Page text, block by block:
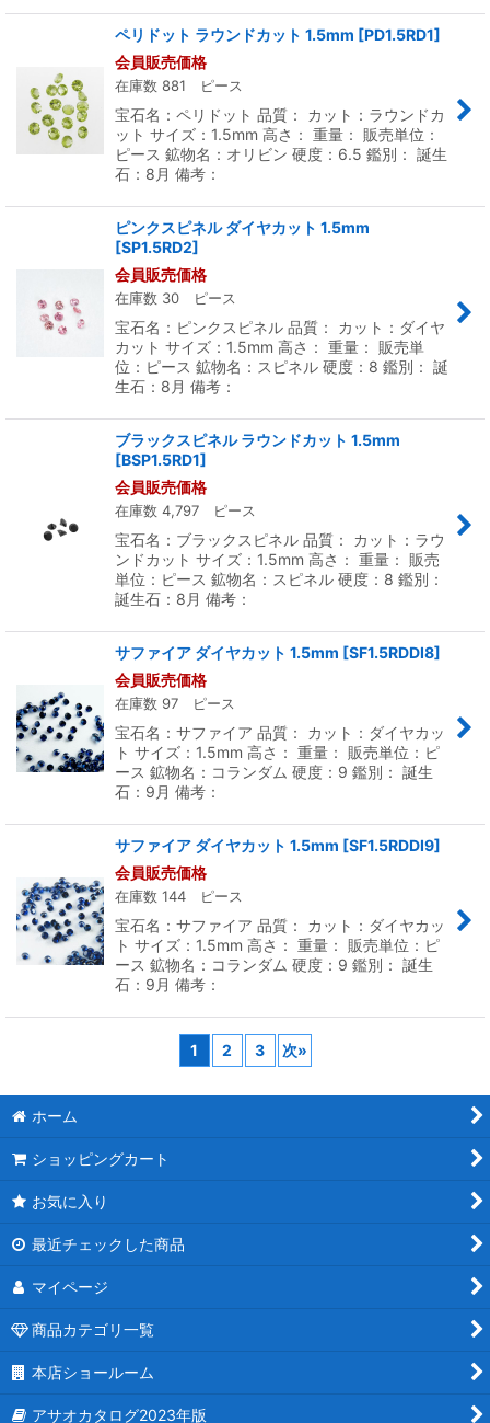
ペリドット ラウンドカット 1.5mm [PD1.5RD1]
会員販売価格
在庫数 881 ピース
宝石名：ペリドット 品質： カット：ラウンドカ
ット サイズ：1.5mm 高さ： 重量： 販売単位：
ピース 鉱物名：オリビン 硬度：6.5 鑑別： 誕生
石：8月 備考：
ピンクスピネル ダイヤカット 1.5mm
[SP1.5RD2]
会員販売価格
在庫数 30 ピース
宝石名：ピンクスピネル 品質： カット：ダイヤ
カット サイズ：1.5mm 高さ： 重量： 販売単
位：ピース 鉱物名：スピネル 硬度：8 鑑別： 誕
生石：8月 備考：
ブラックスピネル ラウンドカット 1.5mm
[BSP1.5RD1]
会員販売価格
在庫数 4,797 ピース
宝石名：ブラックスピネル 品質： カット：ラウ
ンドカット サイズ：1.5mm 高さ： 重量： 販売
単位：ピース 鉱物名：スピネル 硬度：8 鑑別：
誕生石：8月 備考：
サファイア ダイヤカット 1.5mm [SF1.5RDDI8]
会員販売価格
在庫数 97 ピース
宝石名：サファイア 品質： カット：ダイヤカッ
ト サイズ：1.5mm 高さ： 重量： 販売単位：ピ
ース 鉱物名：コランダム 硬度：9 鑑別： 誕生
石：9月 備考：
サファイア ダイヤカット 1.5mm [SF1.5RDDI9]
会員販売価格
在庫数 144 ピース
宝石名：サファイア 品質： カット：ダイヤカッ
ト サイズ：1.5mm 高さ： 重量： 販売単位：ピ
ース 鉱物名：コランダム 硬度：9 鑑別： 誕生
石：9月 備考：
1 2 3 次»
ホーム
ショッピングカート
お気に入り
最近チェックした商品
マイページ
商品カテゴリ一覧
本店ショールーム
アサオカタログ2023年版